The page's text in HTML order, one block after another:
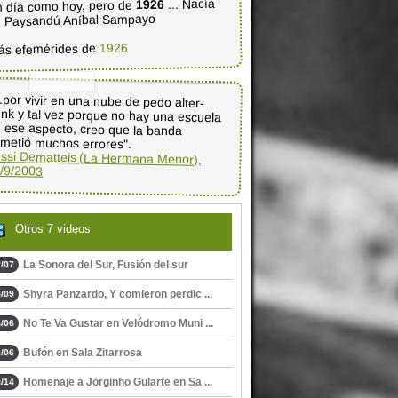
día como hoy, pero de 1926 ... Nacía
Paysandú Aníbal Sampayo
efemérides de 1926
vivir en una nube de pedo alter-
y tal vez porque no hay una escuela
ese aspecto, creo que la banda
muchos errores".
Dematteis (La Hermana Menor),
9/2003
Otros 7 videos
07 La Sonora del Sur, Fusión del sur
09 Shyra Panzardo, Y comieron perdic ...
06 No Te Va Gustar en Velódromo Muni ...
06 Bufón en Sala Zitarrosa
14 Homenaje a Jorginho Gularte en Sa ...